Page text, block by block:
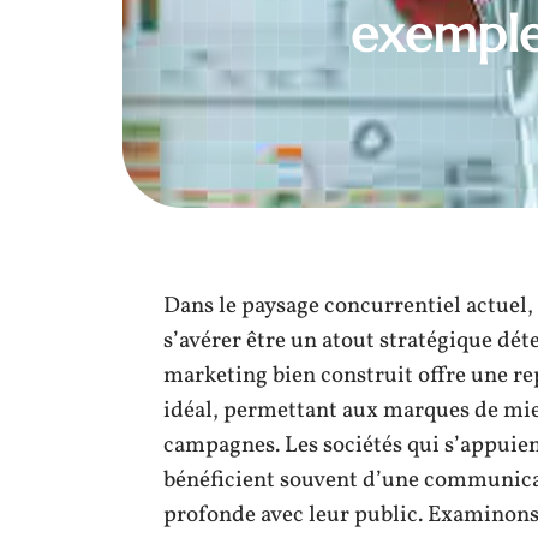
Dans le paysage concurrentiel
s’avérer être un atout stratégique
marketing bien construit offre une
idéal, permettant aux marques de
campagnes. Les sociétés qui
bénéficient souvent d’une
profonde avec leur public.